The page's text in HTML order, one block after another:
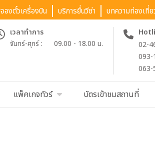
จองตั๋วเครื่องบิน บริการยื่นวีซ่า บทความท่องเที่ย
เวลาทำการ
จันทร์-ศุกร์ :
09.00 - 18.00 น.
02-
093-
063-
แพ็คเกจทัวร์ บัตรเข้าชมสถานที่